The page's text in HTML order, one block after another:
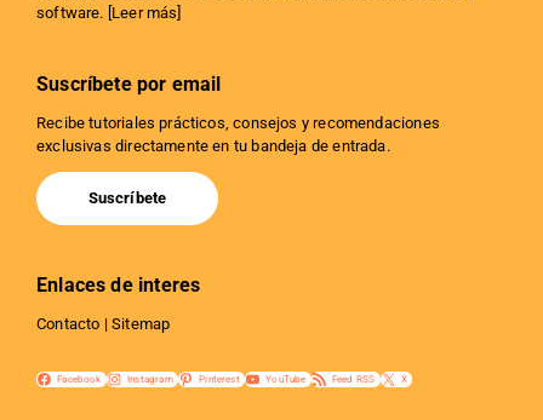
software. [Leer más]
Suscríbete por email
Recibe tutoriales prácticos, consejos y recomendaciones
exclusivas directamente en tu bandeja de entrada.
Suscríbete
Enlaces de interes
Contacto | Sitemap
Facebook Instagram Pinterest YouTube Feed RSS X